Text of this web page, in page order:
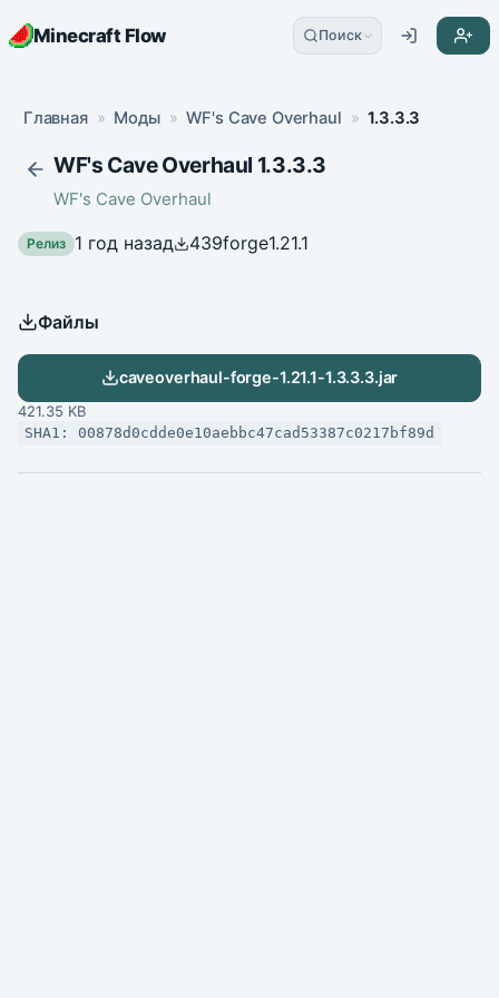
Minecraft Flow Поиск
Главная » Моды » WF's Cave Overhaul » 1.3.3.3
WF's Cave Overhaul 1.3.3.3
WF's Cave Overhaul
Релиз 1 год назад 439forge1.21.1
Файлы
caveoverhaul-forge-1.21.1-1.3.3.3.jar
421.35 KB
SHA1: 00878d0cdde0e10aebbc47cad53387c0217bf89d